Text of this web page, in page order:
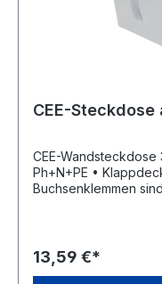
CEE-Steckdose
CEE-
Ph+N+PE • Klappdeckel, selbstschließend Die
Buchsenklemmen
Frankenstr.1-4,
info@rev.de
13,59 €*